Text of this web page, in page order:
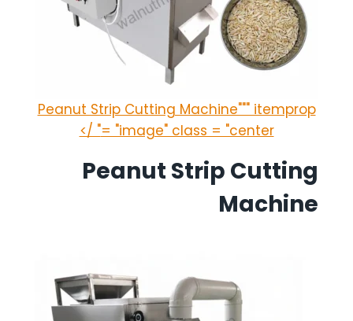
Peanut Strip Cutting Machine""" itemprop
= "image" class = "center" />
Peanut Strip Cutting
Machine